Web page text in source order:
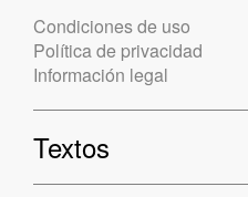
Condiciones de uso
Política de privacidad
Información legal
Textos